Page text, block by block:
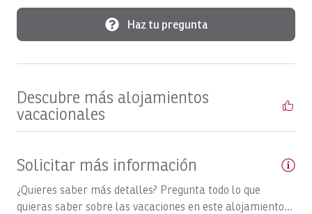
Barcos, SUPER FLY: Día completo
Barcos, SUPER FLY: Día completo
Embarcaciones, temporal
Barcos, TOP FLY, día completo
Se puede reservar el desayuno
Televisión por cable/satélite
Haz tu pregunta
Descubre más alojamientos
vacacionales
Solicitar más información
¿Quieres saber más detalles? Pregunta todo lo que
quieras saber sobre las vacaciones en este alojamiento...